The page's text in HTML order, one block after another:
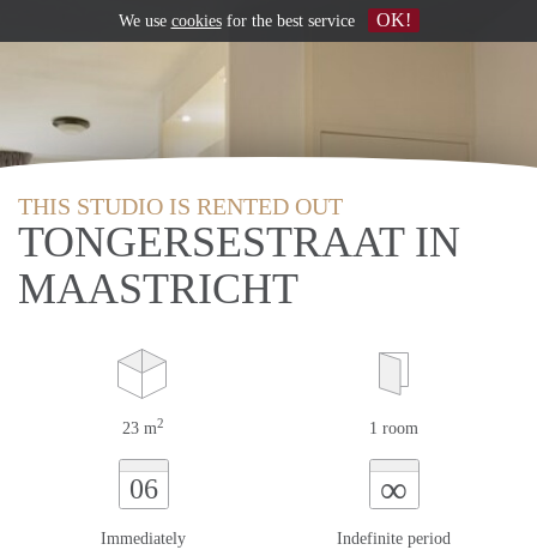
THIS STUDIO IS RENTED OUT
TONGERSESTRAAT IN
MAASTRICHT
23 m2 1 room
06
Immediately
∞
Indefinite period
We use cookiesfor the best service OK!